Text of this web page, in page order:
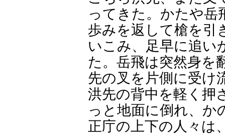
ってきた。かたや岳
歩みを返して槍を引
いこみ、足早に追い
た。岳飛は突然身を
先の叉を片側に受け
洪先の背中を軽く押
っと地面に倒れ、か
正庁の上下の人々は